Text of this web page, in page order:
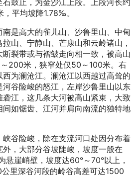
鼓止，为金沙江上段。上段河长约
平均坡降1.78‰。
是高大的雀儿山、沙鲁里山、中甸
山、宁静山、芒康山和云岭诸山，
裂带或与褶皱走向相一致，被高山
200米，狭窄处仅50～100米。右
为澜沧江。澜沧江以西越过高耸的
谷险峻的怒江，左岸沙鲁里山以东
江，这几条大河被高山紧束，大致
如锯齿、江河并肩向南流的独特地
谷险峻，除在支流河口处因分布着
，大部分谷坡陡峻，坡度一般在
悬崖峭壁，坡度达60°～70°以上，
里深谷河段的岭谷高差可达1500